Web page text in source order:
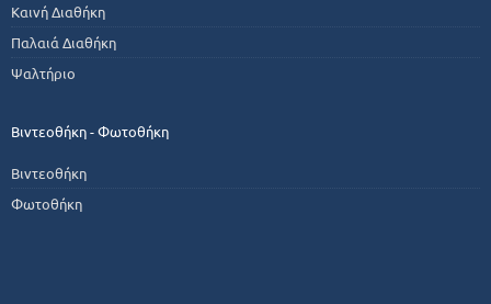
Καινή Διαθήκη
Παλαιά Διαθήκη
Ψαλτήριο
Βιντεοθήκη - Φωτοθήκη
Βιντεοθήκη
Φωτοθήκη